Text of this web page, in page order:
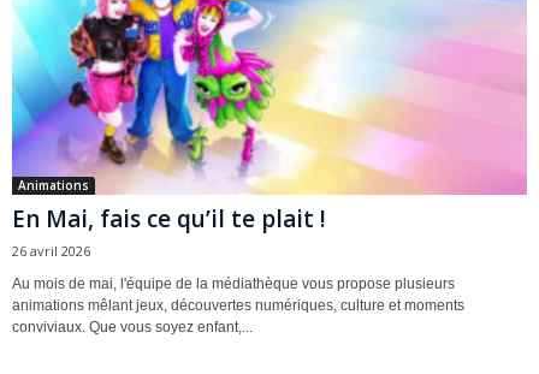
Animations
En Mai, fais ce qu’il te plait !
26 avril 2026
Au mois de mai, l'équipe de la médiathèque vous propose plusieurs
animations mêlant jeux, découvertes numériques, culture et moments
conviviaux. Que vous soyez enfant,...